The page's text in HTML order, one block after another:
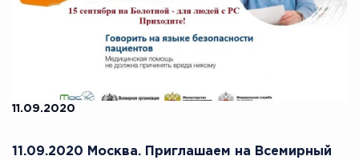
11.09.2020
11.09.2020 Москва. Приглашаем на Всемирный